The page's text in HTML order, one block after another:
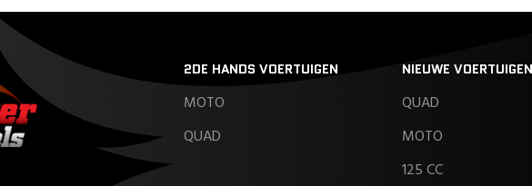
2DE HANDS VOERTUIGEN
MOTO
QUAD
NIEUWE VOERTUIGEN
QUAD
MOTO
125 CC